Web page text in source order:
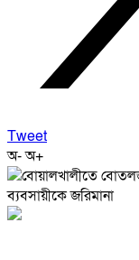
Tweet
অ-অ+